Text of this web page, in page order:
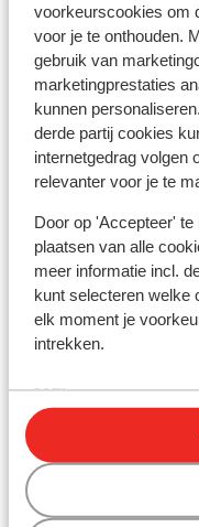
voorkeurscookies om
voor je te onthouden.
gebruik van
marketingprestaties
kunnen
derde partij cookies
internetgedrag volgen
relevanter voor je te
Door op 'Accepteer'
plaatsen van alle
meer informatie incl.
kunt selecteren welke
elk moment je
intrekken.
À proximité
Distance du
Distance jusqu'aux
mètres
Distance
environ 1500
Forfait, cours
Forfait
Cours
Autres
Chamonix